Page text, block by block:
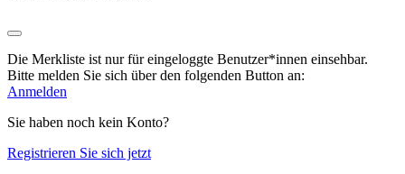
Die Merkliste ist nur für eingeloggte Benutzer*innen einsehbar.
Bitte melden Sie sich über den folgenden Button an:
Anmelden
Sie haben noch kein Konto?
Registrieren Sie sich jetzt